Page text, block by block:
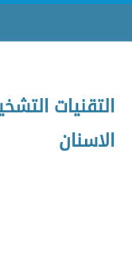
التقنيات
الاسنان